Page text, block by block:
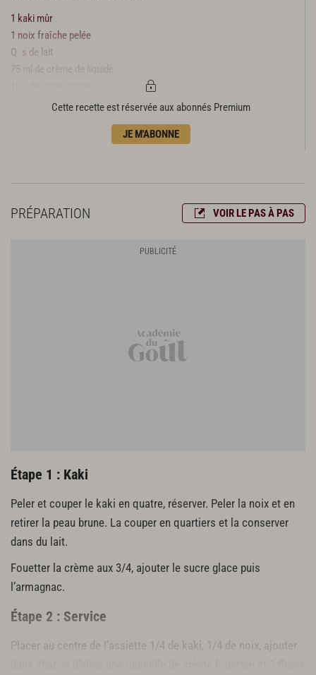
1 kaki mûr
1 noix fraîche pelée
Q. s de lait
75 ml de crème de liquide
5 ml d’armagnacCette recette est réservée aux abonnés Premium
JE M'ABONNE
PRÉPARATION VOIR LE PAS À PAS
Étape 1 : Kaki
Peler et couper le kaki en quatre, réserver. Peler la noix et en
retirer la peau brune. La couper en quartiers et la conserver
dans du lait.
Fouetter la crème aux 3/4, ajouter le sucre glace puis
l’armagnac.
Étape 2 : Service
Placer au centre de l’assiette 1/4 de kaki, 1/4 de noix, ajouter